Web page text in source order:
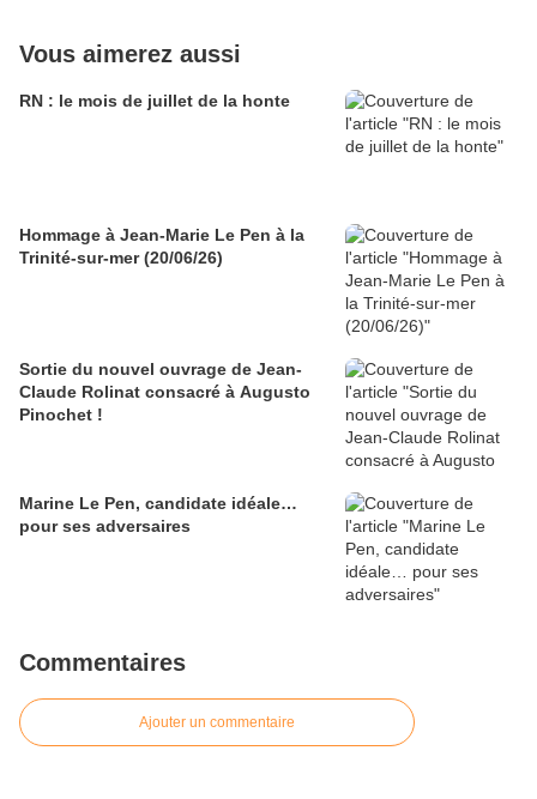
Vous aimerez aussi
RN : le mois de juillet de la honte
Hommage à Jean-Marie Le Pen à la
Trinité-sur-mer (20/06/26)
Sortie du nouvel ouvrage de Jean-
Claude Rolinat consacré à Augusto
Pinochet !
Marine Le Pen, candidate idéale…
pour ses adversaires
Commentaires
Ajouter un commentaire